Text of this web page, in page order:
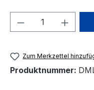
Produkt
Zum Merkzettel
Produktnummer: